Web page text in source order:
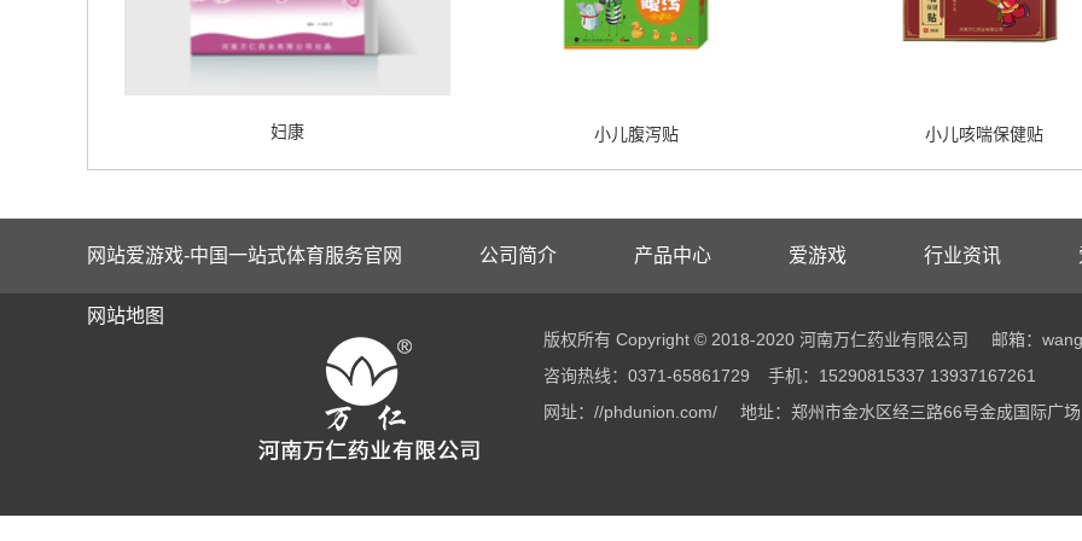
妇康 小儿腹泻贴 小儿咳喘保健贴
网站爱游戏-中国一站式体育服务官网 公司简介 产品中心 爱游戏 行业资讯
网站地图
版权所有 Copyright © 2018-2020 河南万仁药业有限公司
邮箱：
咨询热线：0371-65861729
手机：15290815337 13937167261
网址：//phdunion.com/
地址：郑州市金水区经三路66号金成国际广